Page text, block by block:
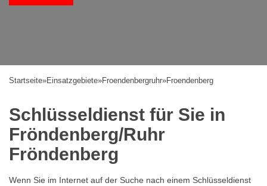
Startseite»Einsatzgebiete»Froendenbergruhr»Froendenberg
Schlüsseldienst für Sie in
Fröndenberg/Ruhr
Fröndenberg
Wenn Sie im Internet auf der Suche nach einem Schlüsseldienst